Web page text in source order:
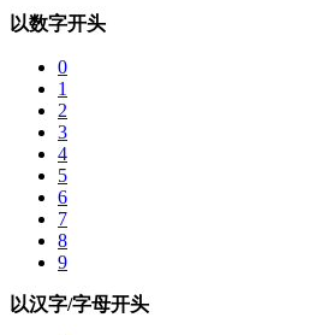
以数字开头
0
1
2
3
4
5
6
7
8
9
以汉字/字母开头